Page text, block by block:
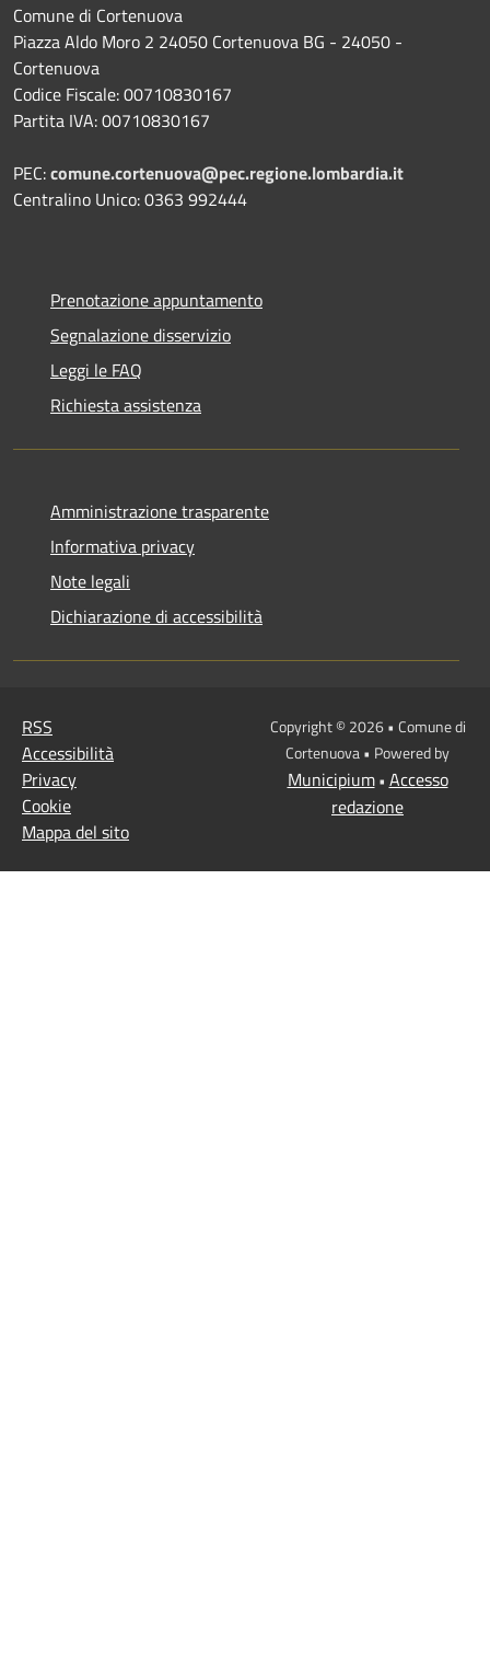
Comune di Cortenuova
Piazza Aldo Moro 2 24050 Cortenuova BG - 24050 -
Cortenuova
Codice Fiscale: 00710830167
Partita IVA: 00710830167
PEC:comune.cortenuova@pec.regione.lombardia.it
Centralino Unico: 0363 992444
Prenotazione appuntamento
Segnalazione disservizio
Leggi le FAQ
Richiesta assistenza
Amministrazione trasparente
Informativa privacy
Note legali
Dichiarazione di accessibilità
RSS
Accessibilità
Privacy
Cookie
Mappa del sito
Copyright © 2026 • Comune di
Cortenuova • Powered by
Municipium• Accesso
redazione